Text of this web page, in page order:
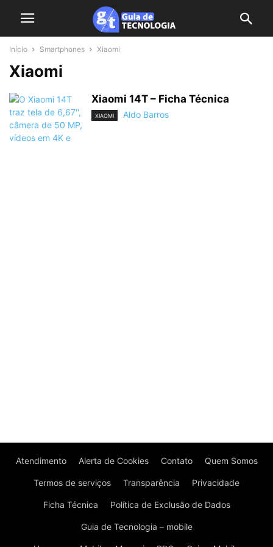
Início Smartphones Xiaomi
Xiaomi
Xiaomi 14T – Ficha Técnica
XIAOMI Aldo Barros
Atendimento Alerta de Cookies Contato Quem Somos
Termos de serviços Transparência Privacidade
Ficha Técnica Política de Exclusão de Dados
Guia de Tecnologia – mobile